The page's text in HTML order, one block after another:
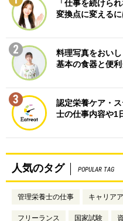
「仕事を続けら
変換点に変えるに
2
料理写真をおい
基本の食器と便
3
認定栄養ケア・
士の仕事内容や1
人気のタグ POPULAR TAG
管理栄養士の仕事 キャリア
フリーランス 国家試験